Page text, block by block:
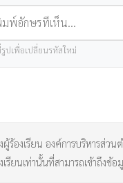
ปเพื่อเปลี่ยนรหัสใหม่
ร้องเรียน องค์การบริหารส่
รียนเท่านั้นที่สามารถเข้าถึงข้อ